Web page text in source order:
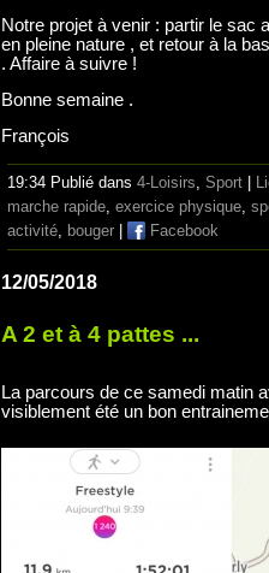
Notre projet à venir : partir le sac
en pleine nature , et retour à la
. Affaire à suivre !
Bonne semaine .
François
19:34 Publié dans 4-Loisirs Sport |
marche rapide exercice physique
activité bouger | Facebook
12/05/2018
A 2 et à 4 pattes ...
La parcours de ce samedi matin
visiblement été un bon